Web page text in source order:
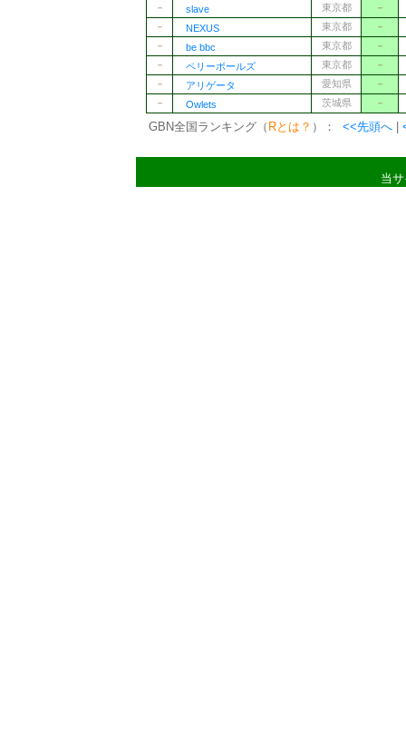
－ slave 東京都
－
－
NEXUS 東京都
－
－
be bbc 東京都
－
－
ペリーボールズ 東京都
－
－
アリゲータ 愛知県
－
－
Owlets 茨城県 －
GBN全国ランキング（ Rとは？ ）： <<先頭へ
当